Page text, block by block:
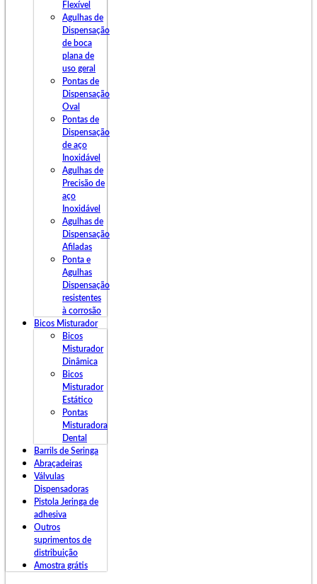
Flexível
Agulhas de
Dispensação
de boca
plana de
uso geral
Pontas de
Dispensação
Oval
Pontas de
Dispensação
de aço
Inoxidável
Agulhas de
Precisão de
aço
Inoxidável
Agulhas de
Dispensação
Afiladas
Ponta e
Agulhas
Dispensação
resistentes
à corrosão
Bicos Misturador
Bicos
Misturador
Dinâmica
Bicos
Misturador
Estático
Pontas
Misturadora
Dental
Barrils de Seringa
Abraçadeiras
Válvulas
Dispensadoras
Pistola Jeringa de
adhesiva
Outros
suprimentos de
distribuição
Amostra grátis